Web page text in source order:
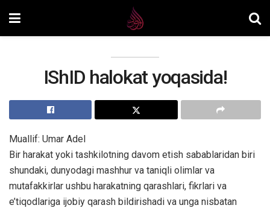
IShID halokat yoqasida!
Muallif: Umar Adel
Bir harakat yoki tashkilotning davom etish sabablaridan biri
shundaki, dunyodagi mashhur va taniqli olimlar va
mutafakkirlar ushbu harakatning qarashlari, fikrlari va
e’tiqodlariga ijobiy qarash bildirishadi va unga nisbatan